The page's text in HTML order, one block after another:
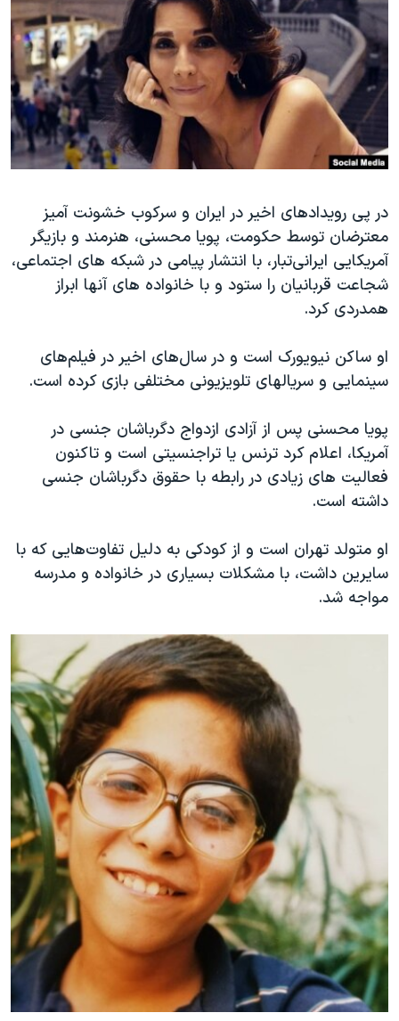
فرهنگ و زندگی
حقوق شهروندی
اقتصادی
علم و فناوری
اسرائیل در جنگ
آرشیو پخش زنده
مستندها
انتخابات ریاست جمهوری آمریکا ۲۰۲۴
حمله جمهوری اسلامی به اسرائیل
رمز مهسا
ورزش زنان در ایران
مجموعه مستندهای دادخواهی
تریبونال مردمی آبان ۹۸
دادگاه حمید نوری
چهل سال گروگان‌گیری
اعتراضات مردمی آبان ۹۸
نرگس محمدی برنده جایزه نوبل صلح
همایش محافظه‌کاران آمریکا «سی‌پک»
صفحه‌های ویژه
دنبال کنید
زبانهای مختلف
در پی رویدادهای اخیر در ایران و سرکوب خشونت آمیز
معترضان توسط حکومت، پویا محسنی، هنرمند و بازیگر
آمریکایی ایرانی‌تبار، با انتشار پیامی در شبکه های اجتماعی،
شجاعت قربانیان را ستود و با خانواده های آنها ابراز
همدردی کرد.
او ساکن نیویورک است و در سال‌های اخیر در فیلم‌های
سینمایی و سریالهای تلویزیونی مختلفی بازی کرده است.
پویا محسنی پس از آزادی ازدواج دگرباشان جنسی در
آمریکا، اعلام کرد ترنس یا تراجنسیتی است و تاکنون
فعالیت های زیادی در رابطه با حقوق دگرباشان جنسی
داشته است.
او متولد تهران است و از کودکی به دلیل تفاوت‌هایی که با
سایرین داشت، با مشکلات بسیاری در خانواده و مدرسه
مواجه شد.